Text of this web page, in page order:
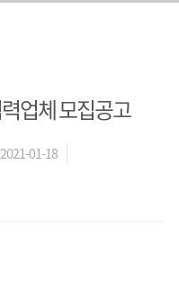
업체 모집공고
2021-01-18